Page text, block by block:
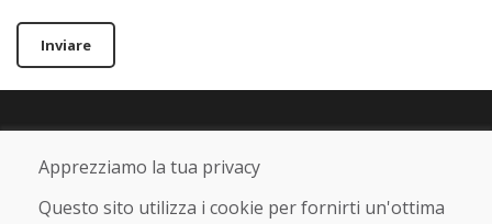
Inviare
Linea di assistenza
+421 919 282 306
Apprezziamo la tua privacy
Questo sito utilizza i cookie per fornirti un'ottima